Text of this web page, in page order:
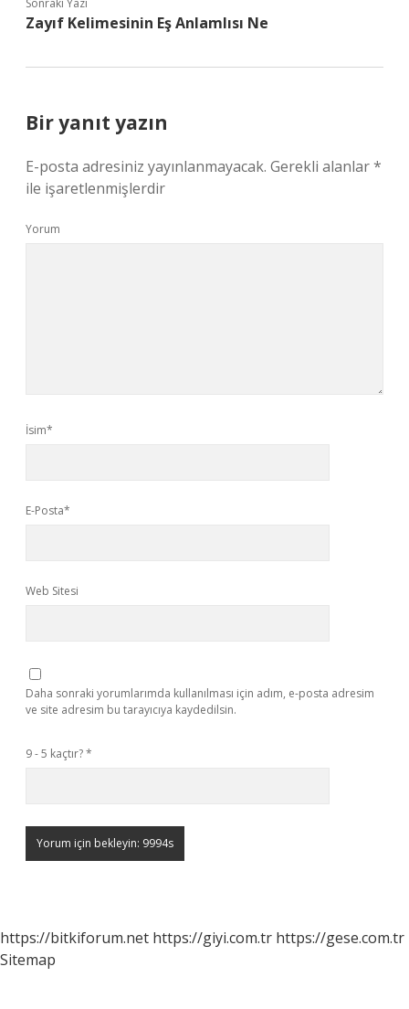
Sonraki Yazı
Zayıf Kelimesinin Eş Anlamlısı Ne
Bir yanıt yazın
E-posta adresiniz yayınlanmayacak. Gerekli alanlar*
ile işaretlenmişlerdir
Yorum
İsim*
E-Posta*
Web Sitesi
Daha sonraki yorumlarımda kullanılması için adım, e-posta adresim
ve site adresim bu tarayıcıya kaydedilsin.
9 - 5 kaçtır?*
https://bitkiforum.net https://giyi.com.tr https://gese.com.tr
Sitemap